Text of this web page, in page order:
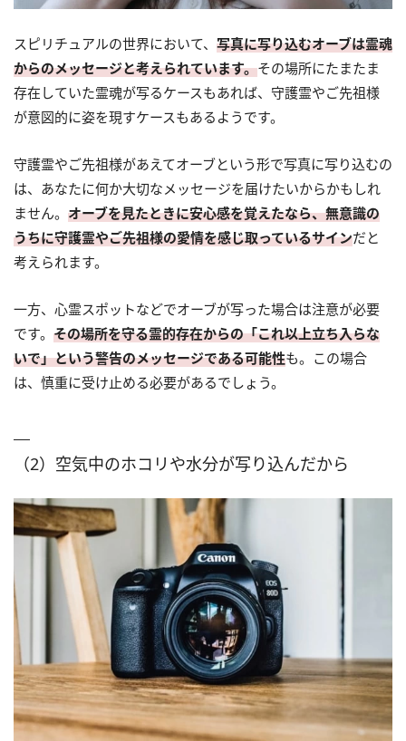
スピリチュアルの世界において、 写真に写り込むオーブは霊魂
からのメッセージと考えられています。その場所にたまたま
存在していた霊魂が写るケースもあれば、守護霊やご先祖様
が意図的に姿を現すケースもあるようです。
守護霊やご先祖様があえてオーブという形で写真に写り込むの
は、あなたに何か大切なメッセージを届けたいからかもしれ
ません。 オーブを見たときに安心感を覚えたなら、無意識の
うちに守護霊やご先祖様の愛情を感じ取っているサインだと
考えられます。
一方、心霊スポットなどでオーブが写った場合は注意が必要
です。 その場所を守る霊的存在からの「これ以上立ち入らな
いで」という警告のメッセージである可能性も。この場合
は、慎重に受け止める必要があるでしょう。
（2）空気中のホコリや水分が写り込んだから